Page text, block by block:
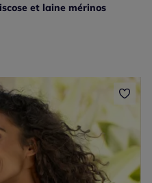
et laine mérinos